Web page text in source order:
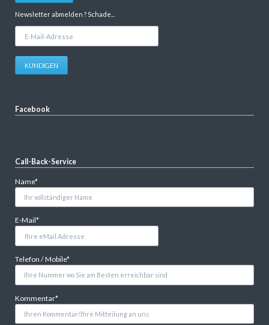
Newsletter abmelden ? Schade...
Adresse
KÜNDIGEN
Facebook
Call-Back-Service
Pflichtfeld
Name*
Pflichtfeld
E-Mail*
Pflichtfeld
Telefon / Mobile*
Pflichtfeld
Kommentar*